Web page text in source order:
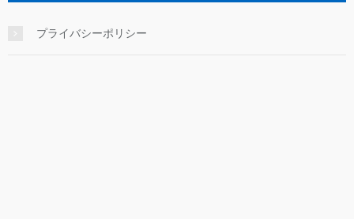
プライバシーポリシー